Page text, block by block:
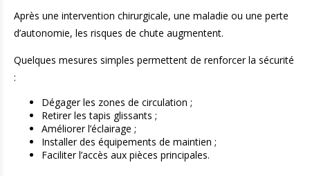
Après une intervention chirurgicale, une maladie ou une perte
d’autonomie, les risques de chute augmentent.
Quelques mesures simples permettent de renforcer la sécurité
:
Dégager les zones de circulation ;
Retirer les tapis glissants ;
Améliorer l’éclairage ;
Installer des équipements de maintien ;
Faciliter l’accès aux pièces principales.